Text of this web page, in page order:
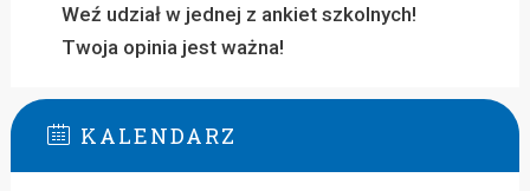
Weź udział w jednej z ankiet szkolnych!
Twoja opinia jest ważna!
KALENDARZ